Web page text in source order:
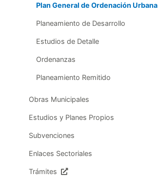
Plan General de Ordenación Urbana
Planeamiento de Desarrollo
Estudios de Detalle
Ordenanzas
Planeamiento Remitido
Obras Municipales
Estudios y Planes Propios
Subvenciones
Enlaces Sectoriales
Trámites